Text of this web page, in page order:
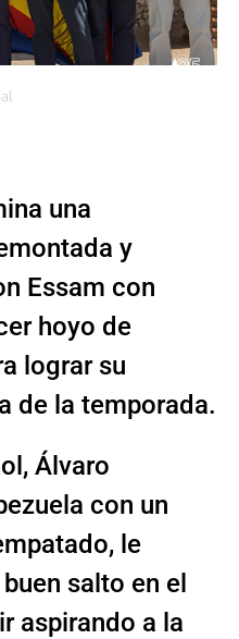
una
y
Essam con
hoyo de
lograr su
de la temporada.
Álvaro
con un
le
salto en el
aspirando a la